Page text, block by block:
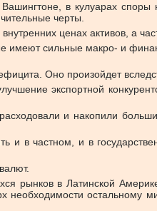
в кулуарах
черты.
ценах активов, а
имеют сильные макро- и
Оно произойдет
экспортной
и накопили
в частном, и в
рынков в Латинской
остальному